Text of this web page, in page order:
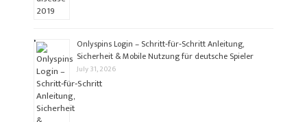
Onlyspins Login – Schritt‑für‑Schritt Anleitung,
Sicherheit & Mobile Nutzung für deutsche Spieler
July 31, 2026